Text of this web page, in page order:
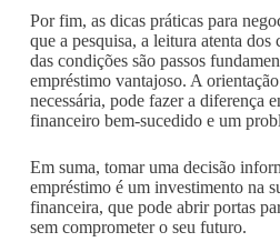
Por fim, as dicas práticas para
que a pesquisa, a leitura atenta dos
das condições são passos
empréstimo vantajoso. A
necessária, pode fazer a diferença
financeiro bem-sucedido e um
Em suma, tomar uma decisão
empréstimo é um investimento na
financeira, que pode abrir portas
sem comprometer o seu futuro.